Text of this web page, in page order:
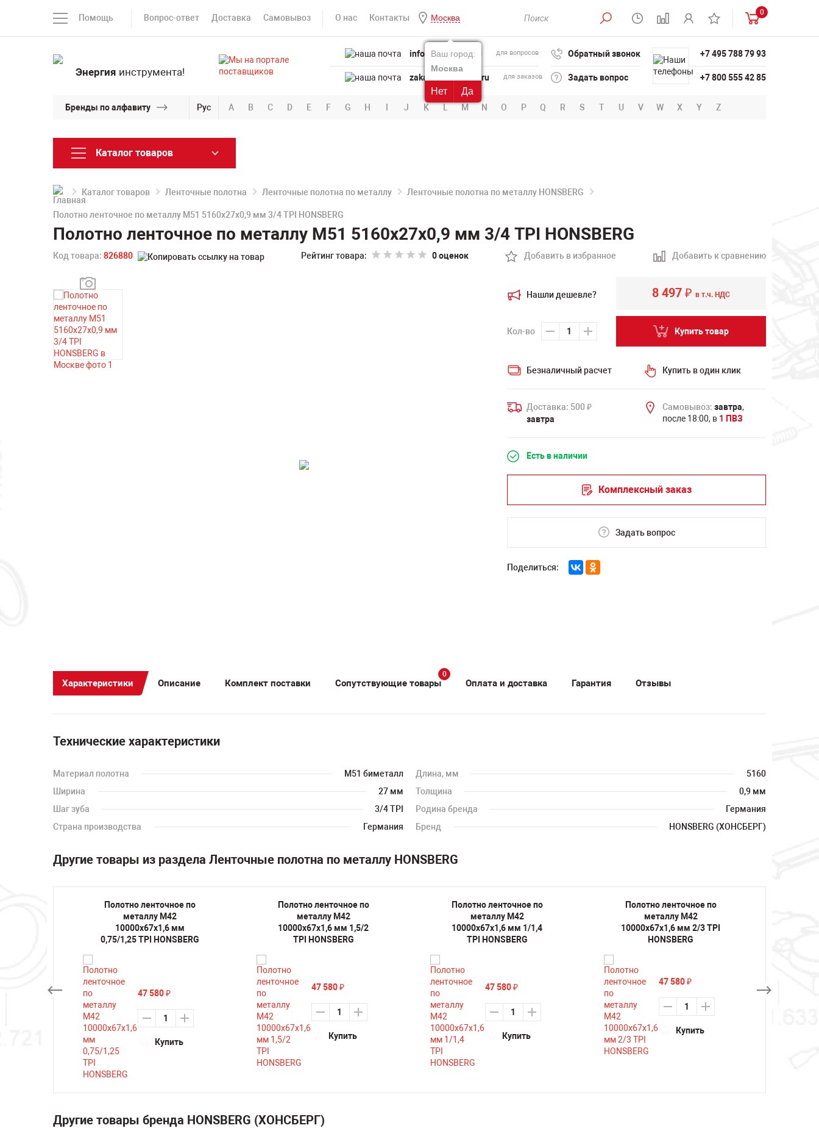
Помощь Вопрос-ответ Доставка Самовывоз О нас Контакты Москва
Ваш город:
Москва
Нет Да
0
Энергия инструмента!
info@powertool.ru для вопросов
zakaz@powertool.ru для заказов
Обратный звонок
Задать вопрос
+7 495 788 79 93
+7 800 555 42 85
Бренды по алфавиту Рус A B C D E F G H I J K L M N O P Q R S T U V W X Y Z
Каталог товаров
Каталог товаров Ленточные полотна Ленточные полотна по металлу Ленточные полотна по металлу HONSBERG
Полотно ленточное по металлу M51 5160х27х0,9 мм 3/4 TPI HONSBERG
Полотно ленточное по металлу M51 5160х27х0,9 мм 3/4 TPI HONSBERG
Код товара: 826880 Рейтинг товара: 0 оценок Добавить в избранное Добавить к сравнению
Нашли дешевле?
Кол-во
8 497 ₽ в т.ч. НДС
Купить товар
Безналичный расчет Купить в один клик
Доставка: 500 ₽
завтра
Самовывоз: завтра,
после 18:00, в 1 ПВЗ
Есть в наличии
Комплексный заказ
Задать вопрос
Поделиться:
Характеристики Описание Комплект поставки Сопутствующие товары
0
Оплата и доставка Гарантия Отзывы
Технические характеристики
Материал полотна M51 биметалл Длина, мм
5160
Ширина
27 мм Толщина
0,9 мм
Шаг зуба
3/4 TPI Родина бренда
Германия
Страна производства
Германия Бренд HONSBERG (ХОНСБЕРГ)
Другие товары из раздела Ленточные полотна по металлу HONSBERG
Полотно ленточное по
металлу M42
10000х67х1,6 мм
0,75/1,25 TPI HONSBERG
47 580 ₽
Купить
Полотно ленточное по
металлу M42
10000х67х1,6 мм 1,5/2
TPI HONSBERG
47 580 ₽
Купить
Полотно ленточное по
металлу M42
10000х67х1,6 мм 1/1,4
TPI HONSBERG
47 580 ₽
Купить
Полотно ленточное по
металлу M42
10000х67х1,6 мм 2/3 TPI
HONSBERG
47 580 ₽
Купить
Другие товары бренда HONSBERG (ХОНСБЕРГ)